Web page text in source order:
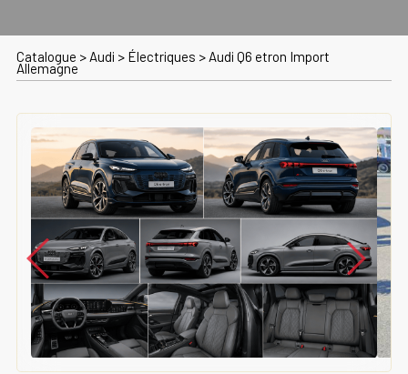
Catalogue > Audi > Électriques > Audi Q6 etron Import
Allemagne